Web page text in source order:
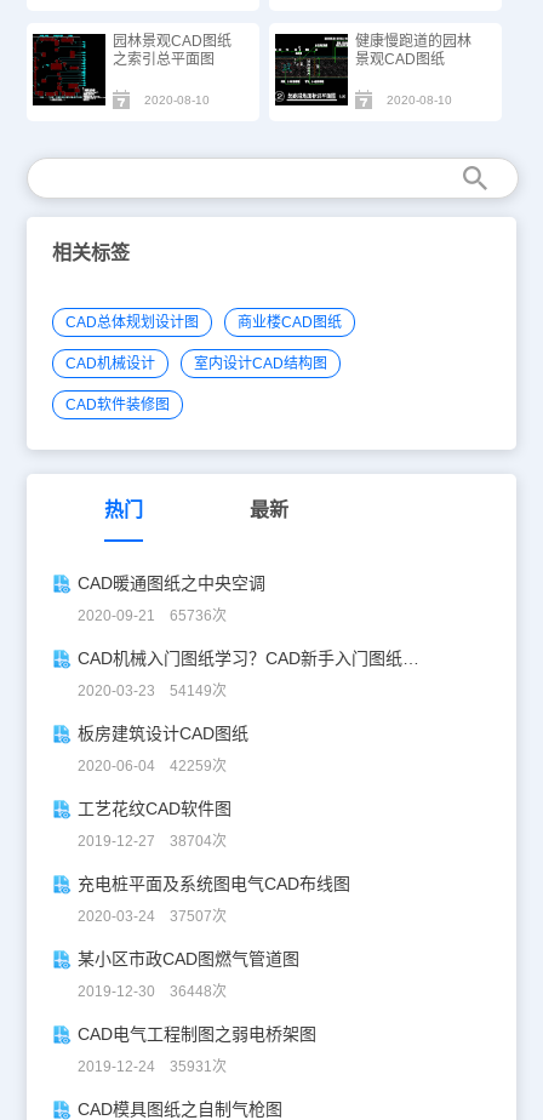
园林景观CAD图纸
之索引总平面图
2020-08-10
健康慢跑道的园林
景观CAD图纸
2020-08-10
相关标签
CAD总体规划设计图 商业楼CAD图纸
CAD机械设计 室内设计CAD结构图
CAD软件装修图
热门 最新
CAD暖通图纸之中央空调
2020-09-21 65736次
CAD机械入门图纸学习？CAD新手入门图纸练习
2020-03-23 54149次
板房建筑设计CAD图纸
2020-06-04 42259次
工艺花纹CAD软件图
2019-12-27 38704次
充电桩平面及系统图电气CAD布线图
2020-03-24 37507次
某小区市政CAD图燃气管道图
2019-12-30 36448次
CAD电气工程制图之弱电桥架图
2019-12-24 35931次
CAD模具图纸之自制气枪图